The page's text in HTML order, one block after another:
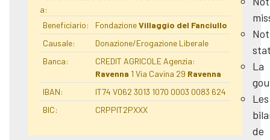
La
Les
de
a:
Beneficiario:
FondazioneVillaggio del Fanciullo
Causale:
Donazione/Erogazione Liberale
Banca:
CREDIT AGRICOLE Agenzia:
Ravenna 1 Via Cavina 29 Ravenna
IBAN:
IT74 V062 3013 1070 0003 0083 624
BIC:
CRPPIT2PXXX